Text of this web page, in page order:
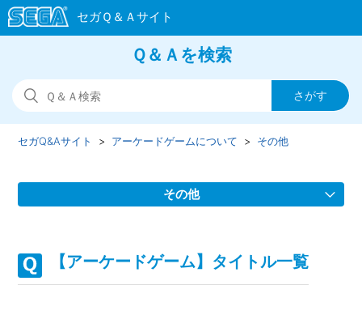
Ｑ＆Ａを検索
セガQ&Aサイト アーケードゲームについて その他
その他
【アーケードゲーム】タイトル一覧